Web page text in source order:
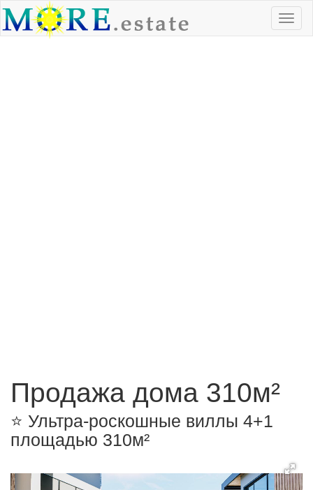
Продажа дома 310м²
⭐️ Ультра-роскошные виллы 4+1
площадью 310м²